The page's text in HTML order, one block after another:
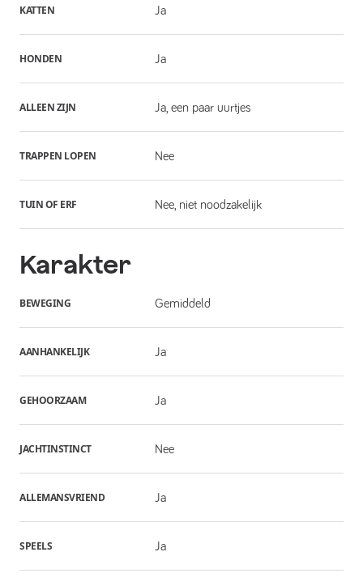
KATTEN Ja
HONDEN Ja
ALLEEN ZIJN Ja, een paar uurtjes
TRAPPEN LOPEN Nee
TUIN OF ERF Nee, niet noodzakelijk
Karakter
BEWEGING Gemiddeld
AANHANKELIJK Ja
GEHOORZAAM Ja
JACHTINSTINCT Nee
ALLEMANSVRIEND Ja
SPEELS Ja